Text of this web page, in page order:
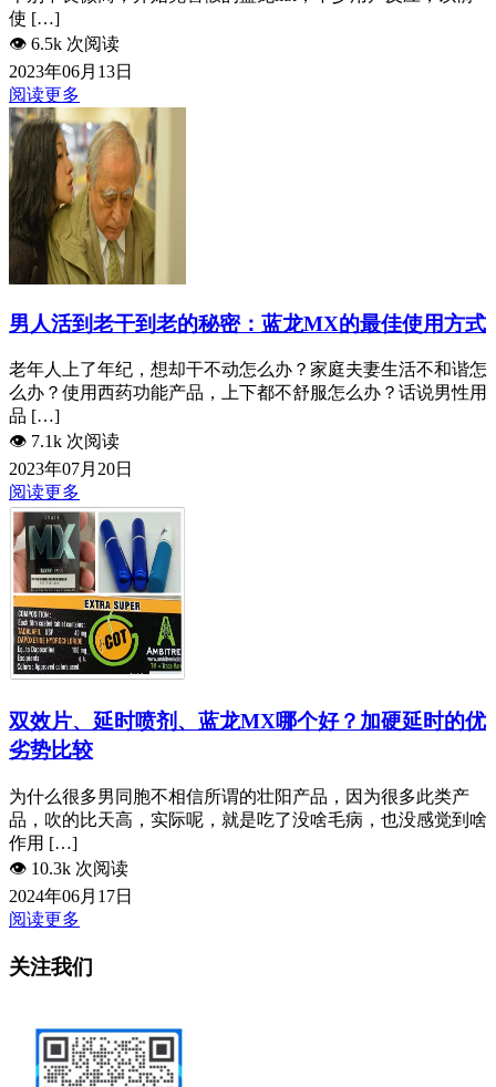
使 […]
👁️ 6.5k 次阅读
2023年06月13日
阅读更多
男人活到老干到老的秘密：蓝龙MX的最佳使用方式
老年人上了年纪，想却干不动怎么办？家庭夫妻生活不和谐怎
么办？使用西药功能产品，上下都不舒服怎么办？话说男性用
品 […]
👁️ 7.1k 次阅读
2023年07月20日
阅读更多
双效片、延时喷剂、蓝龙MX哪个好？加硬延时的优
劣势比较
为什么很多男同胞不相信所谓的壮阳产品，因为很多此类产
品，吹的比天高，实际呢，就是吃了没啥毛病，也没感觉到啥
作用 […]
👁️ 10.3k 次阅读
2024年06月17日
阅读更多
关注我们